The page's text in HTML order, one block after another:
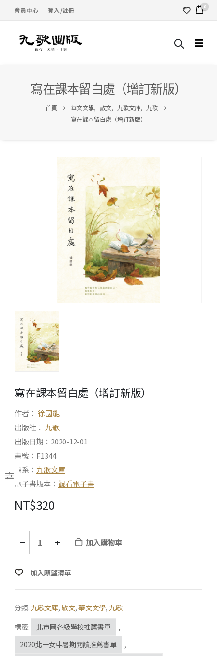
會員中心 登入/註冊 0
寫在課本留白處（增訂新版）
首頁 華文文學, 散文, 九歌文庫, 九歌
寫在課本留白處（增訂新版）
寫在課本留白處（增訂新版）
作者： 徐國能
出版社： 九歌
出版日期：2020-12-01
書號：F1344
書系： 九歌文庫
電子書版本： 觀看電子書
NT$320
加入購物車
加入願望清單
分類: 九歌文庫, 散文, 華文文學, 九歌
標籤:
北市圖各級學校推薦書單
,
2020北一女中暑期閱讀推薦書單
,